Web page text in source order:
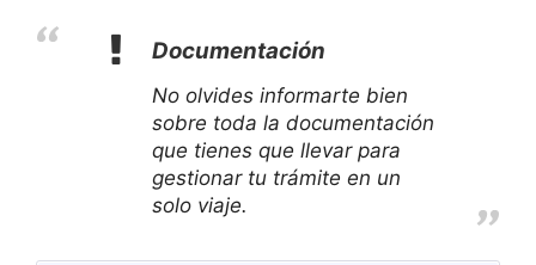
Documentación
No olvides informarte bien
sobre toda la documentación
que tienes que llevar para
gestionar tu trámite en un
solo viaje.